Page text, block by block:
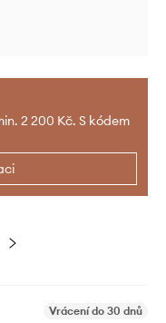
2 200 Kč. S kódem
Vrácení do 30 dnů